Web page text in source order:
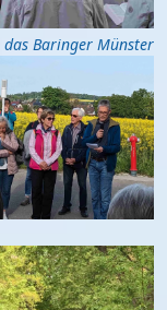
Baringer Münster